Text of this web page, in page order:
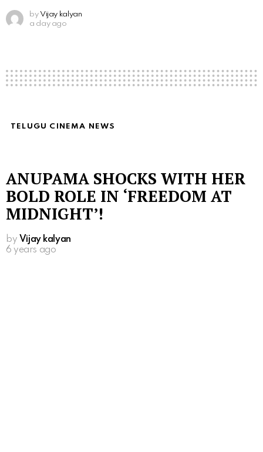
by Vijay kalyan
a day ago
TELUGU CINEMA NEWS
ANUPAMA SHOCKS WITH HER
BOLD ROLE IN ‘FREEDOM AT
MIDNIGHT’!
by Vijay kalyan
6 years ago